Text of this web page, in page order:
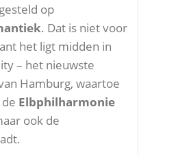
op
. Dat is niet voor
het ligt midden in
– het nieuwste
Hamburg, waartoe
Elbphilharmonie
ook de